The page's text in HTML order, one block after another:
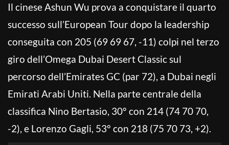
Il cinese Ashun Wu prova a conquistare il quarto
successo sull’European Tour dopo la leadership
conseguita con 205 (69 69 67, -11) colpi nel terzo
giro dell’Omega Dubai Desert Classic sul
percorso dell’Emirates GC (par 72), a Dubai negli
Emirati Arabi Uniti. Nella parte centrale della
classifica Nino Bertasio, 30° con 214 (74 70 70,
-2), e Lorenzo Gagli, 53° con 218 (75 70 73, +2).